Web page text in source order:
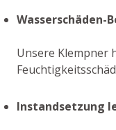
Wasserschäden-
Unsere Klempner
Instandsetzung